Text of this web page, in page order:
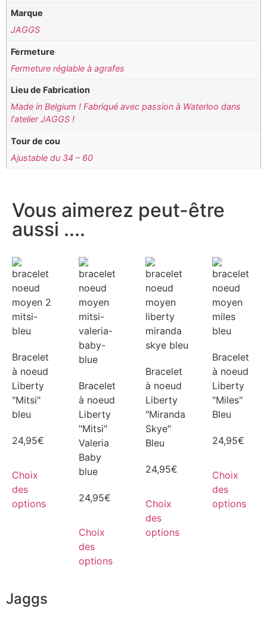
Marque
JAGGS
Fermeture
Fermeture réglable à agrafes
Lieu de Fabrication
Made in Belgium ! Fabriqué avec passion à Waterloo dans
l'atelier JAGGS !
Tour de cou
Ajustable du 34 – 60
Vous aimerez peut-être
aussi ....
Bracelet
à noeud
Liberty
"Mitsi"
bleu
24,95€
Choix
des
options
Bracelet
à noeud
Liberty
"Mitsi"
Valeria
Baby
blue
24,95€
Choix
des
options
Bracelet
à noeud
Liberty
"Miranda
Skye"
Bleu
24,95€
Choix
des
options
Bracelet
à noeud
Liberty
"Miles"
Bleu
24,95€
Choix
des
options
Jaggs